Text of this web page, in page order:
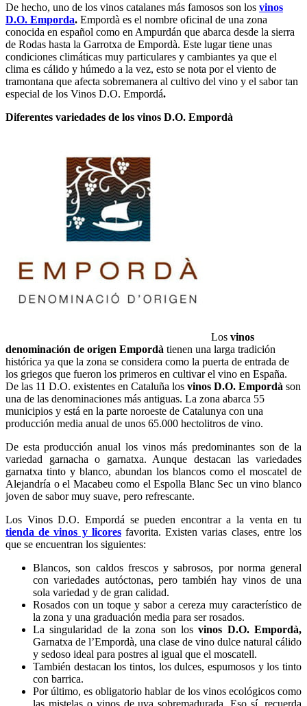
De hecho, uno de los vinos catalanes más famosos son los vinos
D.O. Emporda. Empordà es el nombre oficinal de una zona
conocida en español como en Ampurdán que abarca desde la sierra
de Rodas hasta la Garrotxa de Empordà. Este lugar tiene unas
condiciones climáticas muy particulares y cambiantes ya que el
clima es cálido y húmedo a la vez, esto se nota por el viento de
tramontana que afecta sobremanera al cultivo del vino y el sabor tan
especial de los Vinos D.O. Empordá.
Diferentes variedades de los vinos D.O. Empordà
Los vinos
denominación de origen Empordà tienen una larga tradición
histórica ya que la zona se considera como la puerta de entrada de
los griegos que fueron los primeros en cultivar el vino en España.
De las 11 D.O. existentes en Cataluña los vinos D.O. Empordà son
una de las denominaciones más antiguas. La zona abarca 55
municipios y está en la parte noroeste de Catalunya con una
producción media anual de unos 65.000 hectolitros de vino.
De esta producción anual los vinos más predominantes son de la
variedad garnacha o garnatxa. Aunque destacan las variedades
garnatxa tinto y blanco, abundan los blancos como el moscatel de
Alejandría o el Macabeu como el Espolla Blanc Sec un vino blanco
joven de sabor muy suave, pero refrescante.
Los Vinos D.O. Empordá se pueden encontrar a la venta en tu
tienda de vinos y licoresfavorita. Existen varias clases, entre los
que se encuentran los siguientes:
Blancos, son caldos frescos y sabrosos, por norma general
con variedades autóctonas, pero también hay vinos de una
sola variedad y de gran calidad.
Rosados con un toque y sabor a cereza muy característico de
la zona y una graduación media para ser rosados.
La singularidad de la zona son losvinos D.O. Empordà,
Garnatxa de l’Empordà, una clase de vino dulce natural cálido
y sedoso ideal para postres al igual que el moscatell.
También destacan los tintos, los dulces, espumosos y los tinto
con barrica.
Por último, es obligatorio hablar de los vinos ecológicos como
las mistelas o vinos de uva sobremadurada. Eso sí, recuerda